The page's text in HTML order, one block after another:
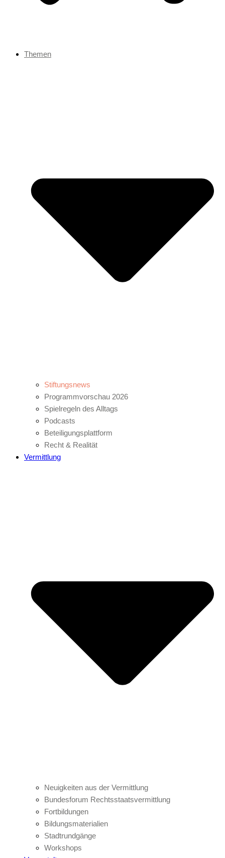
Themen
Stiftungsnews
Programmvorschau 2026
Spielregeln des Alltags
Podcasts
Beteiligungsplattform
Recht & Realität
Vermittlung
Neuigkeiten aus der Vermittlung
Bundesforum Rechtsstaatsvermittlung
Fortbildungen
Bildungsmaterialien
Stadtrundgänge
Workshops